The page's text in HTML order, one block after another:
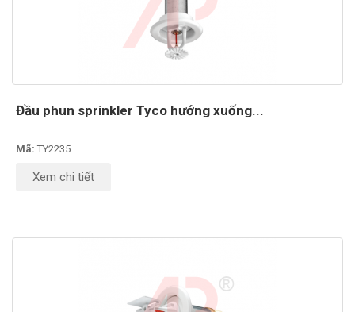
Đầu phun sprinkler Tyco hướng xuống...
Mã: TY2235
Xem chi tiết